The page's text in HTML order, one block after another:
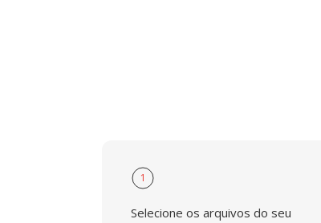
1
Selecione os arquivos do seu